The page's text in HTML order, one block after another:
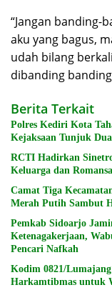
“Jangan banding-
aku yang bagus,
udah bilang
dibanding
Berita Terkait
Polres Kediri Kota
Kejaksaan Tunjuk
RCTI Hadirkan
Keluarga dan
Camat Tiga
Merah Putih Sambut
Pemkab Sidoarjo
Ketenagakerjaan,
Pencari Nafkah
Kodim 0821/Lumajang
Harkamtibmas untuk